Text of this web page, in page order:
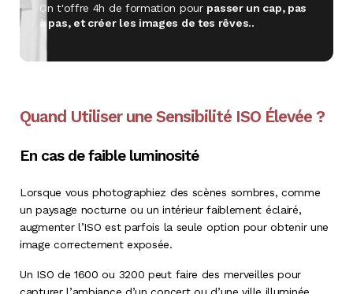
On t'offre 4h de formation pour passer un cap, pas
à pas, et créer les images de tes rêves..
Quand Utiliser une Sensibilité ISO Élevée ?
En cas de faible luminosité
Lorsque vous photographiez des scènes sombres, comme
un paysage nocturne ou un intérieur faiblement éclairé,
augmenter l’ISO est parfois la seule option pour obtenir une
image correctement exposée.
Un ISO de 1600 ou 3200 peut faire des merveilles pour